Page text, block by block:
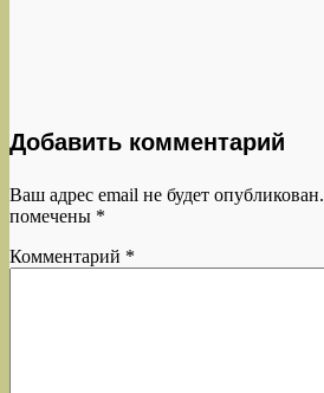
Добавить комментарий
Ваш адрес email не будет опубликован.
помечены *
Комментарий *